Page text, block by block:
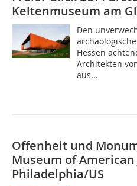
Keltenmuseum am
Den
Hessen
Architekten
aus...
Offenheit und
Museum of
Philadelphia/US